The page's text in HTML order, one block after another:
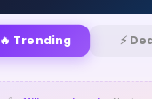
🔥 Trending ⚡